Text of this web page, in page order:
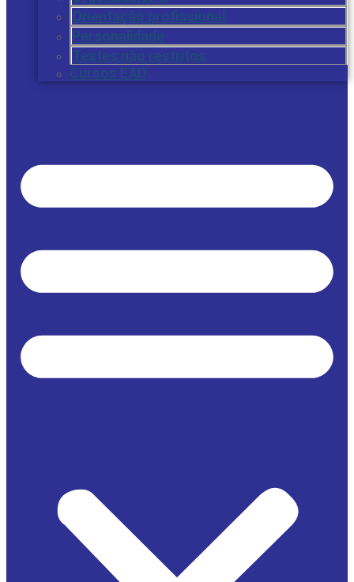
Orientação profissional
Personalidade
Testes não restritos
Cursos EAD